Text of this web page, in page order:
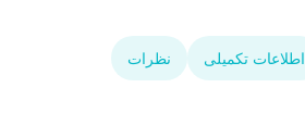
اطلاعات تکمیلی نظرات